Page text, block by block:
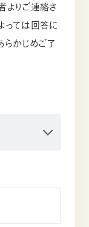
よりご連絡さ
っては回答に
らかじめご了